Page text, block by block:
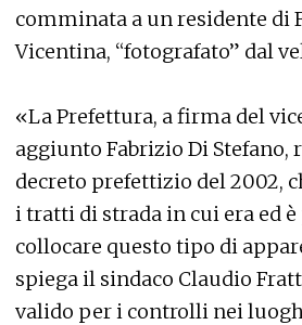
comminata a un residente
Vicentina, “fotografato” dal
«La Prefettura, a firma del
aggiunto Fabrizio Di Stefano,
decreto prefettizio del 2002,
i tratti di strada in cui era ed
collocare questo tipo di
spiega il sindaco Claudio
valido per i controlli nei